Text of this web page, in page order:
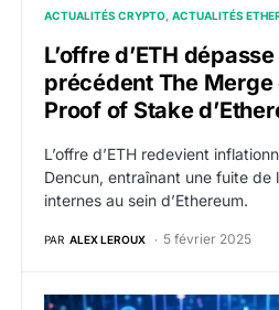
ACTUALITÉS CRYPTO ACTUALITÉS
L’offre d’ETH
précédent The Merge
Proof of Stake
L’offre d’ETH redevient
Dencun, entraînant une fuite
internes au sein d’Ethereum.
PAR ALEX LEROUX 5 février 2025